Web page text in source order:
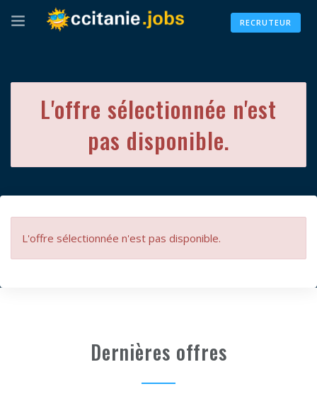
RECRUTEUR
L'offre sélectionnée n'est
pas disponible.
L'offre sélectionnée n'est pas disponible.
Dernières offres